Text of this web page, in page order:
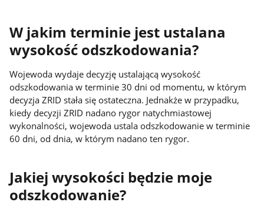
W jakim terminie jest ustalana
wysokość odszkodowania?
Wojewoda wydaje decyzję ustalającą wysokość
odszkodowania w terminie 30 dni od momentu, w którym
decyzja ZRID stała się ostateczna. Jednakże w przypadku,
kiedy decyzji ZRID nadano rygor natychmiastowej
wykonalności, wojewoda ustala odszkodowanie w terminie
60 dni, od dnia, w którym nadano ten rygor.
Jakiej wysokości będzie moje
odszkodowanie?